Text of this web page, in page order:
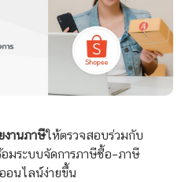
งานภาษีให้ตรวจสอบร่วมกับ
มระบบจัดการภาษีซื้อ–ภาษี
อนไลน์ง่ายขึ้น